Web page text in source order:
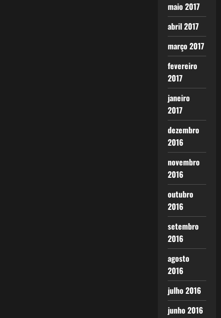
maio 2017
abril 2017
março 2017
fevereiro
2017
janeiro
2017
dezembro
2016
novembro
2016
outubro
2016
setembro
2016
agosto
2016
julho 2016
junho 2016